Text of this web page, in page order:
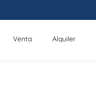
Venta Alquiler